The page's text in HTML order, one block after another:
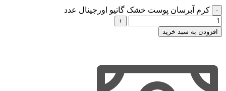
کرم آبرسان پوست خشک گاتیو اورجینال عدد
افزودن به سبد خرید